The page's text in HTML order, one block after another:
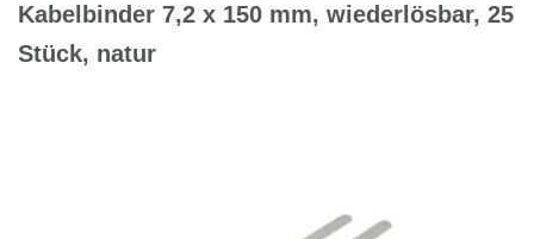
Kabelbinder 7,2 x 150 mm, wiederlösbar, 25
Stück, natur